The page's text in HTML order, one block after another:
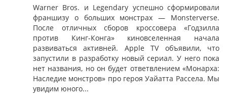
Warner Bros. и Legendary успешно сформировали
франшизу о больших монстрах — Monsterverse.
После отличных сборов кроссовера «Годзилла
против Кинг-Конга» киновселенная начала
развиваться активней. Apple TV объявили, что
запустили в разработку новый сериал. У него пока
нет названия, но он будет ответвлением «Монарха:
Наследие монстров» про героя Уайатта Рассела. Мы
увидим юного...